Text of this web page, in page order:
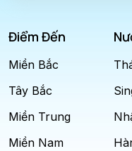
Điểm Đến
Miền Bắc
Tây Bắc
Miền Trung
Miền Nam